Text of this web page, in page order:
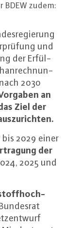
zudem:
und
der Er­fül­
2030
an
Ziel der
2029 einer
der
2025 und